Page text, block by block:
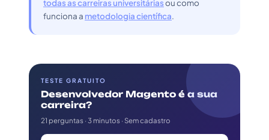
todas as carreiras universitáriasou como
funciona a metodologia científica.
TESTE GRATUITO
Desenvolvedor Magento é a sua
carreira?
21 perguntas · 3 minutos · Sem cadastro